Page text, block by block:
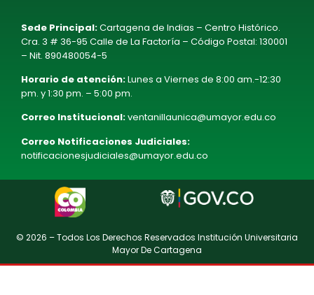
Sede Principal:Cartagena de Indias – Centro Histórico.
Cra. 3 # 36-95 Calle de La Factoría – Código Postal: 130001
– Nit. 890480054-5
Horario de atención:Lunes a Viernes de 8:00 am.-12:30
pm. y 1:30 pm. – 5:00 pm.
Correo Institucional:ventanillaunica@umayor.edu.co
Correo Notificaciones Judiciales:
notificacionesjudiciales@umayor.edu.co
© 2026 – Todos Los Derechos Reservados Institución Universitaria
Mayor De Cartagena